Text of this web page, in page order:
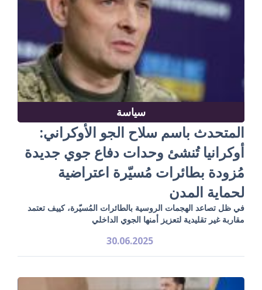
سياسة
المتحدث باسم سلاح الجو الأوكراني:
أوكرانيا تُنشئ وحدات دفاع جوي جديدة
مُزودة بطائرات مُسيّرة اعتراضية
لحماية المدن
في ظل تصاعد الهجمات الروسية بالطائرات المُسيّرة، كييف تعتمد
مقاربة غير تقليدية لتعزيز أمنها الجوي الداخلي
30.06.2025